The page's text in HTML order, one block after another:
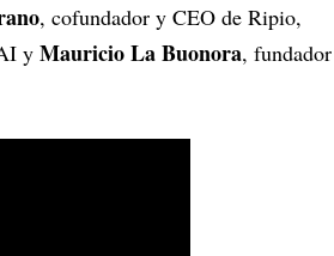
, cofundador y CEO de Ripio,
y Mauricio La Buonora, fundador